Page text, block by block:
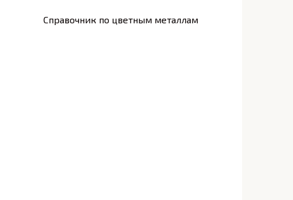
Справочник по цветным металлам